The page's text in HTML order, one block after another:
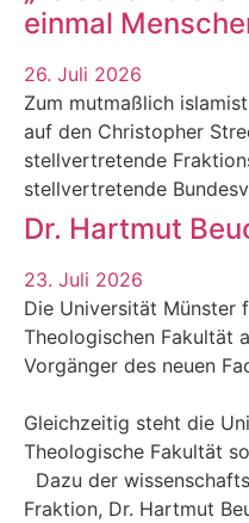
einmal
26. Juli 2026
Zum mutmaßlich
auf den Christopher
stellvertretende
stellvertretende
Dr. Hartmut
23. Juli 2026
Die Universität Münster
Theologischen Fakultät
Vorgänger des neuen
Gleichzeitig steht die
Theologische Fakultät
Dazu der
Fraktion, Dr. Hartmut